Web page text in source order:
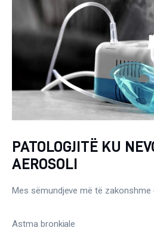
PATOLOGJITË KU
AEROSOLI
Mes sëmundjeve më të
Astma bronkiale